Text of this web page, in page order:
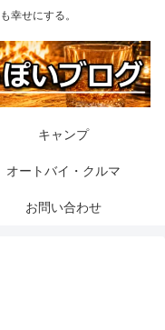
幸せにする。
キャンプ
オートバイ・クルマ
お問い合わせ